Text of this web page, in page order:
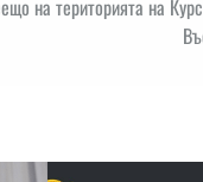
на територията на